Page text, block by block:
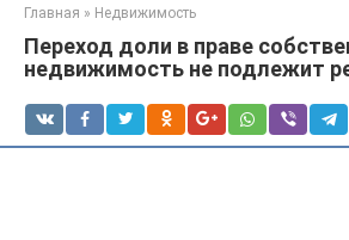
Главная » Недвижимость
Переход доли в праве
недвижимость не подлежит